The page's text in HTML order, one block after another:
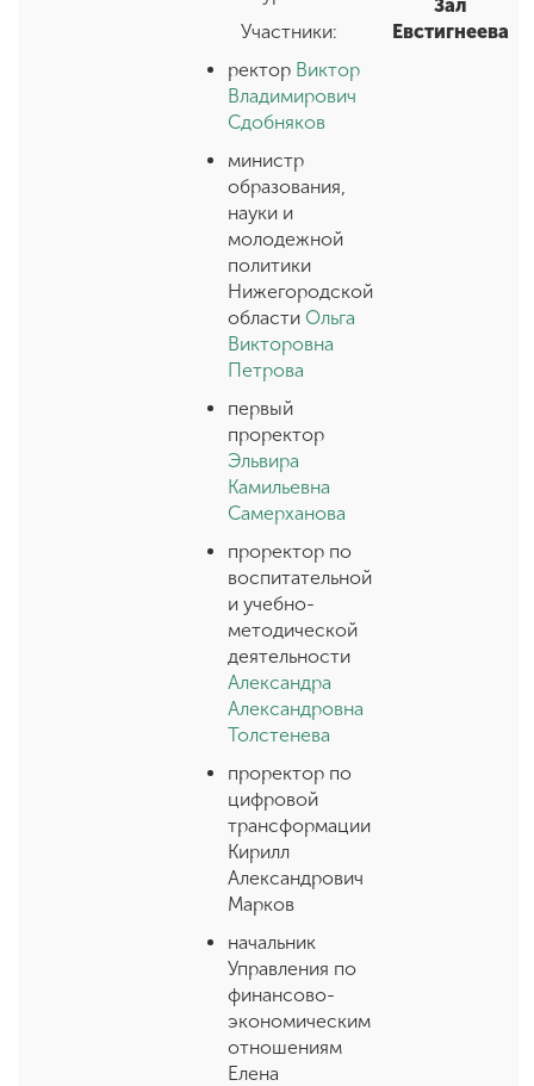
Участники:
ректор Виктор
Владимирович
Сдобняков
министр
образования,
науки и
молодежной
политики
Нижегородской
области Ольга
Викторовна
Петрова
первый
проректор
Эльвира
Камильевна
Самерханова
проректор по
воспитательной
и учебно-
методической
деятельности
Александра
Александровна
Толстенева
проректор по
цифровой
трансформации
Кирилл
Александрович
Марков
начальник
Управления по
финансово-
экономическим
отношениям
Елена
Зал
Евстигнеева